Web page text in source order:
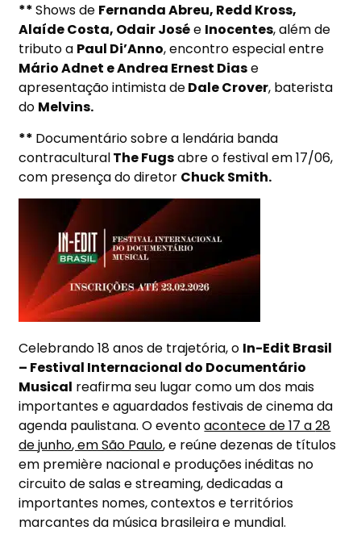
**Shows de Fernanda Abreu, Redd Kross,
Alaíde Costa, Odair Josée Inocentes, além de
tributo a Paul Di’Anno, encontro especial entre
Mário Adnet e Andrea Ernest Diase
apresentação intimista deDale Crover, baterista
do Melvins.
** Documentário sobre a lendária banda
contraculturalThe Fugsabre o festival em17/06,
com presença do diretor Chuck Smith.
Celebrando 18 anos de trajetória, o In-Edit Brasil
– Festival Internacional do Documentário
Musical reafirma seu lugar como um dos mais
importantes e aguardados festivais de cinema da
agenda paulistana. O eventoacontece de 17 a28
de junho, em São Paulo, e reúne dezenas de títulos
em première nacional e produções inéditas no
circuito de salas e streaming, dedicadas a
importantes nomes, contextos e territórios
marcantes da música brasileira e mundial.